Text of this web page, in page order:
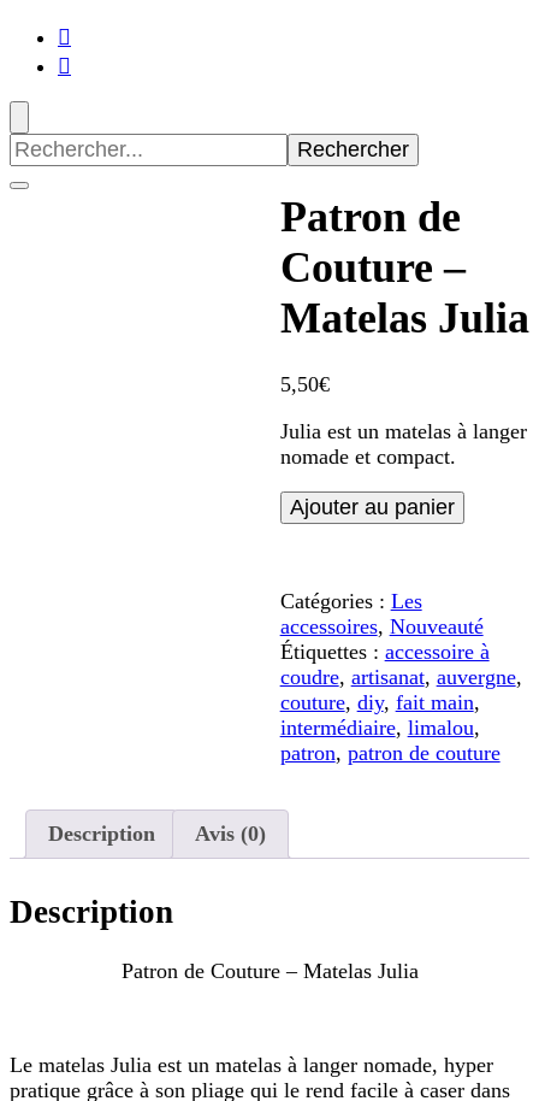
Recherche
pour
:
Patron de
Couture –
Matelas Julia
5,50€
Julia est un matelas à langer
nomade et compact.
quantité
de
Couture
-
Matelas
Julia
Ajouter au panier
Catégories : Les
accessoires, Nouveauté
Étiquettes : accessoire à
coudre, artisanat, auvergne,
couture, diy, fait main,
intermédiaire, limalou,
patron, patron de couture
Description Avis (0)
Description
Patron de Couture – Matelas Julia
Le matelas Julia est un matelas à langer nomade, hyper
pratique grâce à son pliage qui le rend facile à caser dans